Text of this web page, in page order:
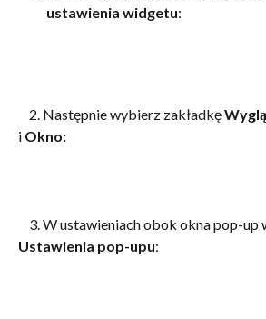
ustawienia widgetu:
    2. Następnie wybierz zakładkę
i Okno:
3. W ustawieniach obok okna pop-
Ustawienia pop-upu: